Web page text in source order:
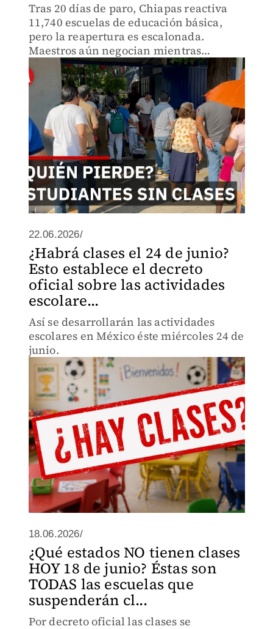
Tras 20 días de paro, Chiapas reactiva
11,740 escuelas de educación básica,
pero la reapertura es escalonada.
Maestros aún negocian mientras
informan a estudiantes sobre los
resultados de las protestas. ¿Alcanzarán
a cerrar el ciclo escolar
22.06.2026/
¿Habrá clases el 24 de junio?
Esto establece el decreto
oficial sobre las actividades
escolare...
Así se desarrollarán las actividades
escolares en México éste miércoles 24 de
junio.
18.06.2026/
¿Qué estados NO tienen clases
HOY 18 de junio? Éstas son
TODAS las escuelas que
suspenderán cl...
Por decreto oficial las clases se